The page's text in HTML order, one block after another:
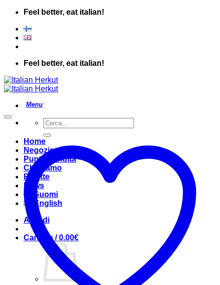
Salta
contenuti
Feel better, eat italian!
Feel better, eat italian!
Cerca:
Home
Negozio
Punto Vendita
Chi Siamo
Ricette
News
Suomi
English
Accedi
Carrello /0.00€